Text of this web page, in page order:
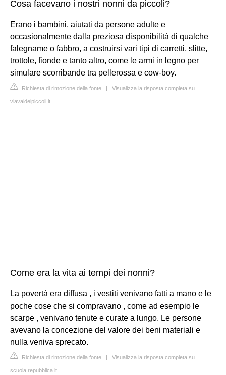
Cosa facevano i nostri nonni da piccoli?
Erano i bambini, aiutati da persone adulte e
occasionalmente dalla preziosa disponibilità di qualche
falegname o fabbro, a costruirsi vari tipi di carretti, slitte,
trottole, fionde e tanto altro, come le armi in legno per
simulare scorribande tra pellerossa e cow-boy.
Richiesta di rimozione della fonte | Visualizza la risposta completa su
viavaideipiccoli.it
Come era la vita ai tempi dei nonni?
La povertà era diffusa , i vestiti venivano fatti a mano e le
poche cose che si compravano , come ad esempio le
scarpe , venivano tenute e curate a lungo. Le persone
avevano la concezione del valore dei beni materiali e
nulla veniva sprecato.
Richiesta di rimozione della fonte | Visualizza la risposta completa su
scuola.repubblica.it